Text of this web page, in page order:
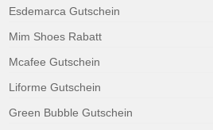
Esdemarca Gutschein
Mim Shoes Rabatt
Mcafee Gutschein
Liforme Gutschein
Green Bubble Gutschein